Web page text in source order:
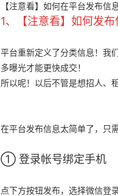
【注意看】如何在平台发布信
1、 【注意看】如何发布
平台重新定义了分类信息！我
多曝光才能更快成交！
所以呢！以后不管是想招人、
在平台发布信息太简单了，只
➀ 登录帐号绑定手机
点下方按钮发布，选择微信登